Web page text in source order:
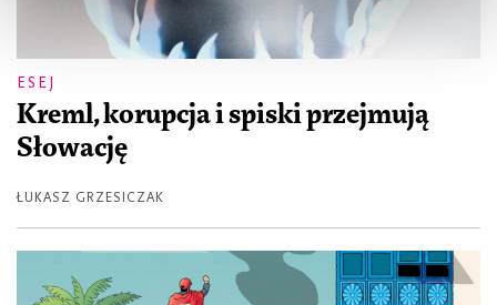
ESEJ
Kreml, korupcja i spiski przejmują
Słowację
ŁUKASZ GRZESICZAK